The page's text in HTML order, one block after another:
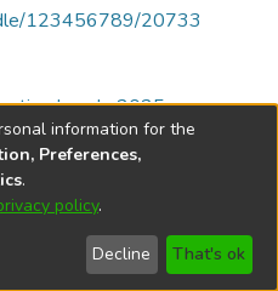
123456789/20733
de 2025
de Córdoba
information for the
Preferences,
.
policy.
Decline That's ok